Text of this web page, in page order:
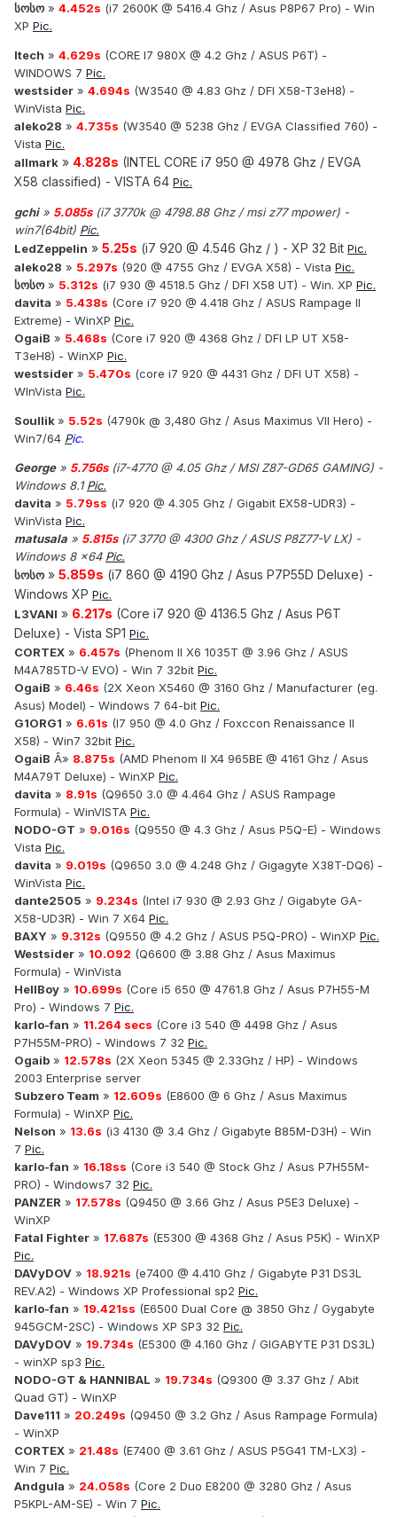
სოსო » 4.452s (i7 2600K @ 5416.4 Ghz / Asus P8P67 Pro) - Win
XP Pic.
Itech » 4.629s (CORE I7 980X @ 4.2 Ghz / ASUS P6T) -
WINDOWS 7 Pic.
westsider » 4.694s (W3540 @ 4.83 Ghz / DFI X58-T3eH8) -
WinVista Pic.
aleko28 » 4.735s (W3540 @ 5238 Ghz / EVGA Classified 760) -
Vista Pic.
allmark » 4.828s (INTEL CORE i7 950 @ 4978 Ghz / EVGA
X58 classified) - VISTA 64 Pic.
gchi» 5.085s(i7 3770k @ 4798.88 Ghz / msi z77 mpower) -
win7(64bit) Pic.
LedZeppelin » 5.25s (i7 920 @ 4.546 Ghz / ) - XP 32 Bit Pic.
aleko28 » 5.297s (920 @ 4755 Ghz / EVGA X58) - Vista Pic.
სოსო » 5.312s (i7 930 @ 4518.5 Ghz / DFI X58 UT) - Win. XP Pic.
davita » 5.438s (Core i7 920 @ 4.418 Ghz / ASUS Rampage II
Extreme) - WinXP Pic.
OgaiB » 5.468s (Core i7 920 @ 4368 Ghz / DFI LP UT X58-
T3eH8) - WinXP Pic.
westsider » 5.470s (core i7 920 @ 4431 Ghz / DFI UT X58) -
WInVista Pic.
Soullik» 5.52s (4790k @ 3,480 Ghz / Asus Maximus VII Hero) -
Win7/64 Pic.
George» 5.756s(i7-4770 @ 4.05 Ghz / MSI Z87-GD65 GAMING) -
Windows 8.1Pic.
davita » 5.79ss (i7 920 @ 4.305 Ghz / Gigabit EX58-UDR3) -
WinVista Pic.
matusala » 5.815s(i7 3770 @ 4300 Ghz / ASUS P8Z77-V LX) -
Windows 8 x64 Pic.
სოსო » 5.859s (i7 860 @ 4190 Ghz / Asus P7P55D Deluxe) -
Windows XP Pic.
L3VANI » 6.217s (Core i7 920 @ 4136.5 Ghz / Asus P6T
Deluxe) - Vista SP1 Pic.
CORTEX » 6.457s (Phenom II X6 1035T @ 3.96 Ghz / ASUS
M4A785TD-V EVO) - Win 7 32bit Pic.
OgaiB » 6.46s (2X Xeon X5460 @ 3160 Ghz / Manufacturer (eg.
Asus) Model) - Windows 7 64-bit Pic.
G1ORG1 » 6.61s (I7 950 @ 4.0 Ghz / Foxccon Renaissance II
X58) - Win7 32bit Pic.
OgaiB Â» 8.875s (AMD Phenom II X4 965BE @ 4161 Ghz / Asus
M4A79T Deluxe) - WinXP Pic.
davita » 8.91s (Q9650 3.0 @ 4.464 Ghz / ASUS Rampage
Formula) - WinVISTA Pic.
NODO-GT » 9.016s (Q9550 @ 4.3 Ghz / Asus P5Q-E) - Windows
Vista Pic.
davita » 9.019s (Q9650 3.0 @ 4.248 Ghz / Gigagyte X38T-DQ6) -
WinVista Pic.
dante2505 » 9.234s (Intel i7 930 @ 2.93 Ghz / Gigabyte GA-
X58-UD3R) - Win 7 X64 Pic.
BAXY » 9.312s (Q9550 @ 4.2 Ghz / ASUS P5Q-PRO) - WinXP Pic.
Westsider » 10.092 (Q6600 @ 3.88 Ghz / Asus Maximus
Formula) - WinVista
HellBoy » 10.699s (Core i5 650 @ 4761.8 Ghz / Asus P7H55-M
Pro) - Windows 7 Pic.
karlo-fan » 11.264 secs (Core i3 540 @ 4498 Ghz / Asus
P7H55M-PRO) - Windows 7 32 Pic.
Ogaib » 12.578s (2X Xeon 5345 @ 2.33Ghz / HP) - Windows
2003 Enterprise server
Subzero Team » 12.609s (E8600 @ 6 Ghz / Asus Maximus
Formula) - WinXP Pic.
Nelson » 13.6s (i3 4130 @ 3.4 Ghz / Gigabyte B85M-D3H) - Win
7 Pic.
karlo-fan » 16.18ss (Core i3 540 @ Stock Ghz / Asus P7H55M-
PRO) - Windows7 32 Pic.
PANZER » 17.578s (Q9450 @ 3.66 Ghz / Asus P5E3 Deluxe) -
WinXP
Fatal Fighter » 17.687s (E5300 @ 4368 Ghz / Asus P5K) - WinXP
Pic.
DAVyDOV » 18.921s (e7400 @ 4.410 Ghz / Gigabyte P31 DS3L
REV.A2) - Windows XP Professional sp2 Pic.
karlo-fan » 19.421ss (E6500 Dual Core @ 3850 Ghz / Gygabyte
945GCM-2SC) - Windows XP SP3 32 Pic.
DAVyDOV » 19.734s (E5300 @ 4.160 Ghz / GIGABYTE P31 DS3L)
- winXP sp3 Pic.
NODO-GT & HANNIBAL » 19.734s (Q9300 @ 3.37 Ghz / Abit
Quad GT) - WinXP
Dave111 » 20.249s (Q9450 @ 3.2 Ghz / Asus Rampage Formula)
- WinXP
CORTEX » 21.48s (E7400 @ 3.61 Ghz / ASUS P5G41 TM-LX3) -
Win 7 Pic.
Andgula » 24.058s (Core 2 Duo E8200 @ 3280 Ghz / Asus
P5KPL-AM-SE) - Win 7 Pic.